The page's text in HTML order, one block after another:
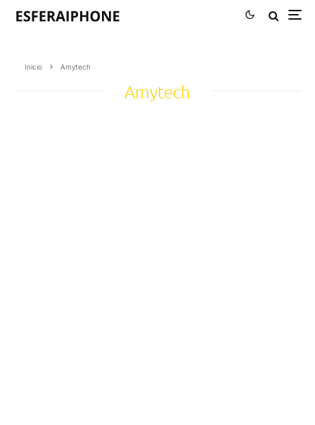
Inicio Amytech
Amytech